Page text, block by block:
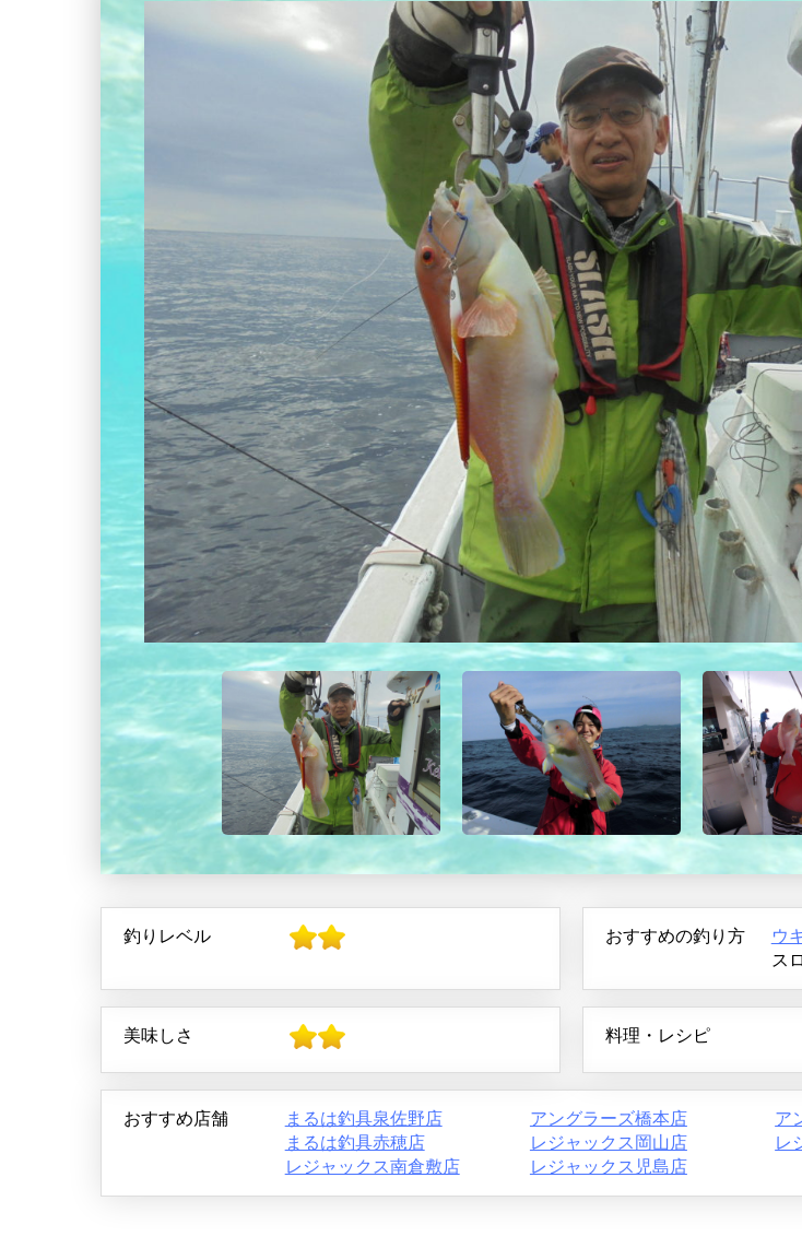
釣りレベル おすすめの釣り方 ウ
ス
美味しさ 料理・レシピ
おすすめ店舗 まるは釣具泉佐野店 アングラーズ橋本店
ア
まるは釣具赤穂店
レジャックス岡山店
レ
レジャックス南倉敷店
レジャックス児島店